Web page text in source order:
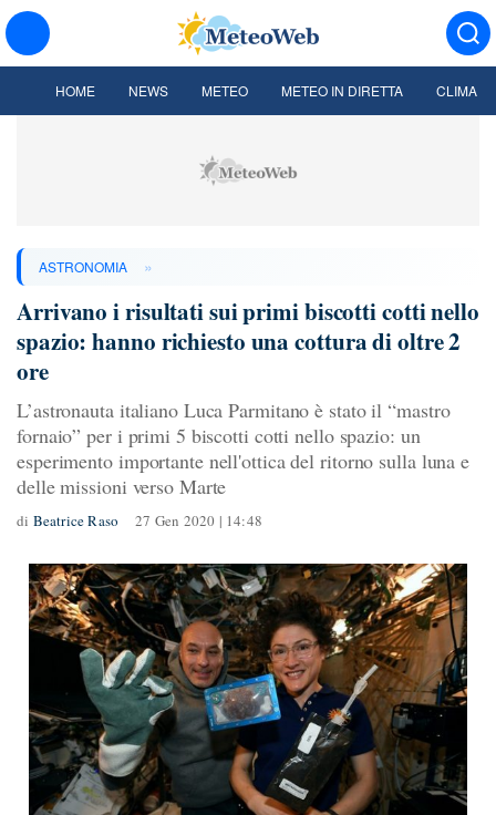
HOME NEWS METEO METEO IN DIRETTA CLIMA
ASTRONOMIA »
Arrivano i risultati sui primi biscotti cotti nello
spazio: hanno richiesto una cottura di oltre 2
ore
L’astronauta italiano Luca Parmitano è stato il “mastro
fornaio” per i primi 5 biscotti cotti nello spazio: un
esperimento importante nell'ottica del ritorno sulla luna e
delle missioni verso Marte
di Beatrice Raso 27 Gen 2020 | 14:48